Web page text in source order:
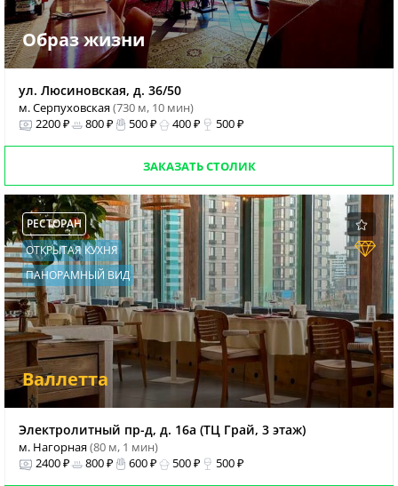
Образ жизни
ул. Люсиновская, д. 36/50
м. Серпуховская(730 м, 10 мин)
2200 ₽
800 ₽ 500 ₽ 400 ₽ 500 ₽
ЗАКАЗАТЬ СТОЛИК
РЕСТОРАН
ОТКРЫТАЯ КУХНЯ
ПАНОРАМНЫЙ ВИД
Валлетта
Электролитный пр-д, д. 16а (ТЦ Грай, 3 этаж)
м. Нагорная(80 м, 1 мин)
2400 ₽
800 ₽ 600 ₽ 500 ₽ 500 ₽